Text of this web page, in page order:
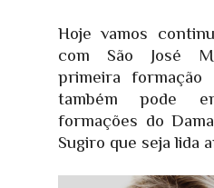
Hoje vamos
com São José
primeira formação
também pode
formações do
Sugiro que seja lida